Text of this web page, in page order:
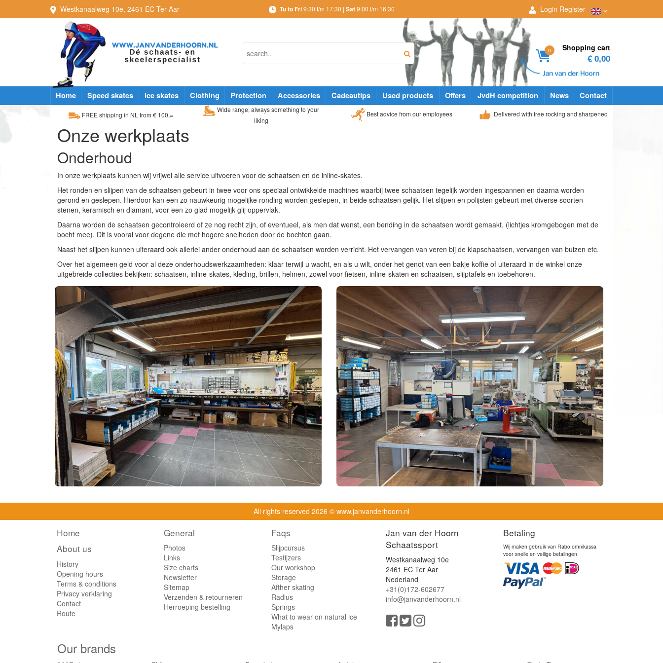
Westkanaalweg 10e, 2461 EC Ter Aar Tu to Fri9:30 t/m 17:30 | Sat9:00 t/m 16:30 Login Register
0 Shopping cart
€ 0,00
Home Speed skates Ice skates Clothing Protection Accessories Cadeautips Used products Offers JvdH competition News Contact
FREE shipping in NL from € 100,=
Wide range, always something to your
liking
Best advice from our employees Delivered with free rocking and sharpened
Onze werkplaats
Onderhoud
In onze werkplaats kunnen wij vrijwel alle service uitvoeren voor de schaatsen en de inline-skates.
Het ronden en slijpen van de schaatsen gebeurt in twee voor ons speciaal ontwikkelde machines waarbij twee schaatsen tegelijk worden ingespannen en daarna worden
gerond en geslepen. Hierdoor kan een zo nauwkeurig mogelijke ronding worden geslepen, in beide schaatsen gelijk. Het slijpen en polijsten gebeurt met diverse soorten
stenen, keramisch en diamant, voor een zo glad mogelijk glij oppervlak.
Daarna worden de schaatsen gecontroleerd of ze nog recht zijn, of eventueel, als men dat wenst, een bending in de schaatsen wordt gemaakt. (lichtjes kromgebogen met de
bocht mee). Dit is vooral voor degene die met hogere snelheden door de bochten gaan.
Naast het slijpen kunnen uiteraard ook allerlei ander onderhoud aan de schaatsen worden verricht. Het vervangen van veren bij de klapschaatsen, vervangen van buizen etc.
Over het algemeen geld voor al deze onderhoudswerkzaamheden: klaar terwijl u wacht, en als u wilt, onder het genot van een bakje koffie of uiteraard in de winkel onze
uitgebreide collecties bekijken: schaatsen, inline-skates, kleding, brillen, helmen, zowel voor fietsen, inline-skaten en schaatsen, slijptafels en toebehoren.
All rights reserved 2026 © www.janvanderhoorn.nl
Home
About us
History
Opening hours
Terms & conditions
Privacy verklaring
Contact
Route
General
Photos
Links
Size charts
Newsletter
Sitemap
Verzenden & retourneren
Herroeping bestelling
Faqs
Slijpcursus
Testijzers
Our workshop
Storage
Afther skating
Radius
Springs
What to wear on natural ice
Mylaps
Jan van der Hoorn
Schaatssport
Westkanaalweg 10e
2461 EC Ter Aar
Nederland
+31(0)172-602677
info@janvanderhoorn.nl
Betaling
Wij maken gebruik van Rabo omnikassa
voor snelle en veilige betalingen
Our brands